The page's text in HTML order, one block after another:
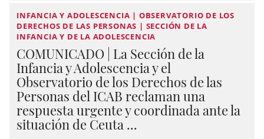
INFANCIA Y ADOLESCENCIA | OBSERVATORIO DE LOS
DERECHOS DE LAS PERSONAS | SECCIÓN DE LA
INFANCIA Y DE LA ADOLESCENCIA
COMUNICADO | La Sección de la
Infancia y Adolescencia y el
Observatorio de los Derechos de las
Personas del ICAB reclaman una
respuesta urgente y coordinada ante la
situación de Ceuta ...